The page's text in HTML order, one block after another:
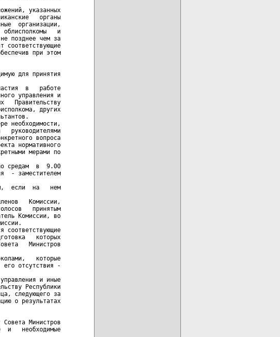
указанных
органы
организации,
облисполкомы   и
позднее чем за
соответствующие
при этом
для принятия
в   работе
управления и
Правительству
других
необходимости,
руководителями
вопроса
нормативного
мерами по
средам  в  9.00
- заместителем
если  на   нем
Комиссии,
принятым
Комиссии, во
соответствующие
которых
Министров
которые
его отсутствия -
и иные
Республики
следующего за
о результатах
Совета Министров
и   необходимые